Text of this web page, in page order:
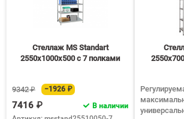
Стеллаж MS Standart
2550х1000х500 c 7 полками
9342 ₽ −1926 ₽
7416 ₽
В наличии